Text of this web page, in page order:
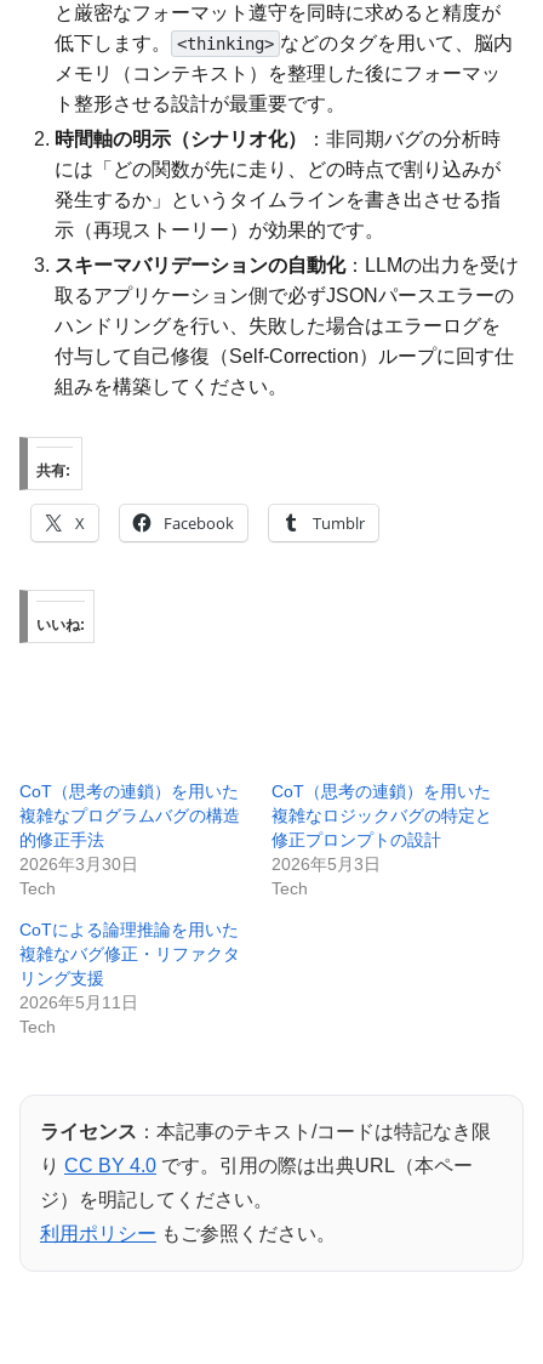
と厳密なフォーマット遵守を同時に求めると精度が
低下します。
<thinking> などのタグを用いて、脳内
メモリ（コンテキスト）を整理した後にフォーマッ
ト整形させる設計が最重要です。
時間軸の明示（シナリオ化）
：非同期バグの分析時
には「どの関数が先に走り、どの時点で割り込みが
発生するか」というタイムラインを書き出させる指
示（再現ストーリー）が効果的です。
スキーマバリデーションの自動化：LLMの出力を受け
取るアプリケーション側で必ずJSONパースエラーの
ハンドリングを行い、失敗した場合はエラーログを
付与して自己修復（Self-Correction）ループに回す仕
組みを構築してください。
共有:
X Facebook Tumblr
いいね:
CoT（思考の連鎖）を用いた
複雑なプログラムバグの構造
的修正手法
2026年3月30日
Tech
CoT（思考の連鎖）を用いた
複雑なロジックバグの特定と
修正プロンプトの設計
2026年5月3日
Tech
CoTによる論理推論を用いた
複雑なバグ修正・リファクタ
リング支援
2026年5月11日
Tech
ライセンス ：本記事のテキスト/コードは特記なき限
り CC BY 4.0 です。引用の際は出典URL（本ペー
ジ）を明記してください。
利用ポリシー もご参照ください。